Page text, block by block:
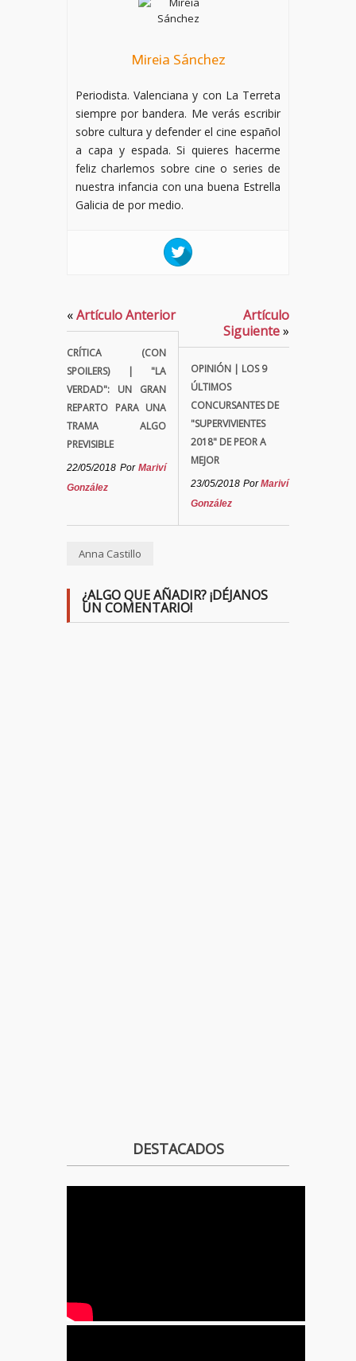
Mireia Sánchez
Periodista. Valenciana y con La Terreta
siempre por bandera. Me verás escribir
sobre cultura y defender el cine español
a capa y espada. Si quieres hacerme
feliz charlemos sobre cine o series de
nuestra infancia con una buena Estrella
Galicia de por medio.
«Artículo Anterior
CRÍTICA (CON
SPOILERS) | "LA
VERDAD": UN GRAN
REPARTO PARA UNA
TRAMA ALGO
PREVISIBLE
22/05/2018 Por Mariví
González
Artículo
Siguiente»
OPINIÓN | LOS 9
ÚLTIMOS
CONCURSANTES DE
"SUPERVIVIENTES
2018" DE PEOR A
MEJOR
23/05/2018 PorMariví
González
Anna Castillo
¿ALGO QUE AÑADIR? ¡DÉJANOS
UN COMENTARIO!
DESTACADOS